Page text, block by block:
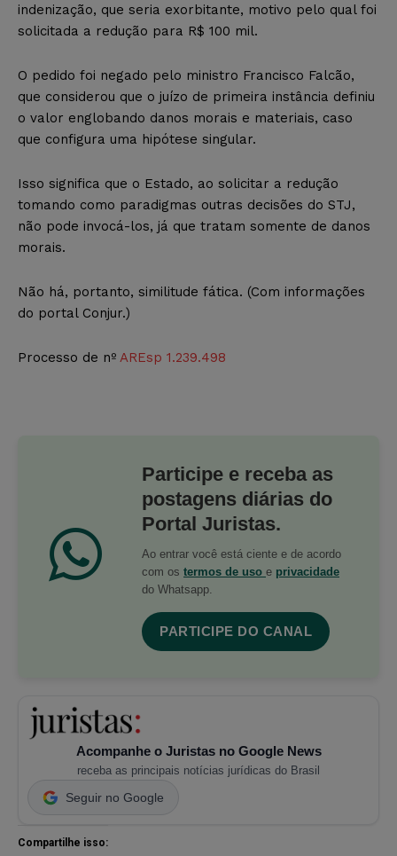
indenização, que seria exorbitante, motivo pelo qual foi
solicitada a redução para R$ 100 mil.
O pedido foi negado pelo ministro Francisco Falcão,
que considerou que o juízo de primeira instância definiu
o valor englobando danos morais e materiais, caso
que configura uma hipótese singular.
Isso significa que o Estado, ao solicitar a redução
tomando como paradigmas outras decisões do STJ,
não pode invocá-los, já que tratam somente de danos
morais.
Não há, portanto, similitude fática. (Com informações
do portal Conjur.)
Processo de nº AREsp 1.239.498
Participe e receba as
postagens diárias do
Portal Juristas.
Ao entrar você está ciente e de acordo
com os termos de uso e privacidade
do Whatsapp.
PARTICIPE DO CANAL
Acompanhe o Juristas no Google News
receba as principais notícias jurídicas do Brasil
Seguir no Google
Compartilhe isso: